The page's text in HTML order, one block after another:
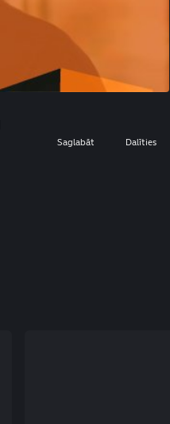
Saglabāt Dalīties